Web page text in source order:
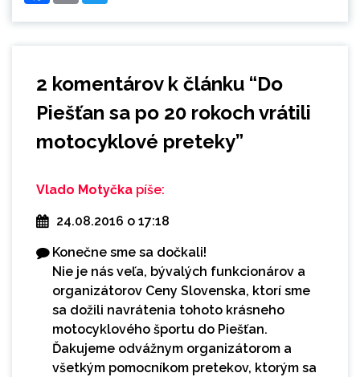
2 komentárov k článku “Do
Piešťan sa po 20 rokoch vrátili
motocyklové preteky”
Vlado Motyčka píše:
24.08.2016 o 17:18
Konečne sme sa dočkali!
Nie je nás veľa, bývalých funkcionárov a
organizátorov Ceny Slovenska, ktorí sme
sa dožili navrátenia tohoto krásneho
motocyklového športu do Piešťan.
Ďakujeme odvážnym organizátorom a
všetkým pomocníkom pretekov, ktorým sa